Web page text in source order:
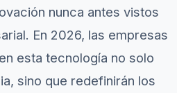
nunca antes vistos
En 2026, las empresas
esta tecnología no solo
sino que redefinirán los